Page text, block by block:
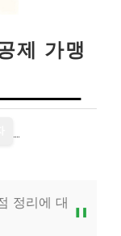
제 가맹
정리에 대